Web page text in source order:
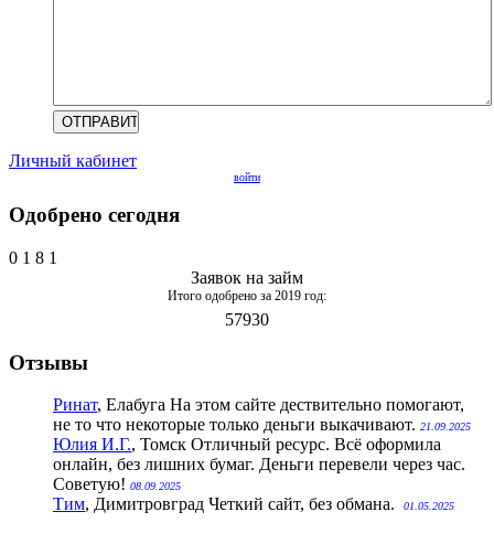
Личный кабинет
войти
Одобрено сегодня
0 1 8 1
Заявок на займ
Итого одобрено за 2019 год:
57930
Отзывы
Ринат, Елабуга На этом сайте дествительно помогают,
не то что некоторые только деньги выкачивают. 21.09.2025
Юлия И.Г., Томск Отличный ресурс. Всё оформила
онлайн, без лишних бумаг. Деньги перевели через час.
Советую! 08.09.2025
Тим, Димитровград Четкий сайт, без обмана. 01.05.2025